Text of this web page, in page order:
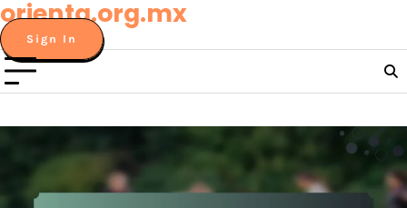
Skip
to
content
orienta.org.mx
Sign In